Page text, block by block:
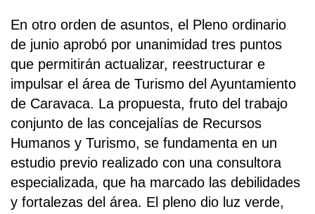
En otro orden de asuntos, el Pleno ordinario
de junio aprobó por unanimidad tres puntos
que permitirán actualizar, reestructurar e
impulsar el área de Turismo del Ayuntamiento
de Caravaca. La propuesta, fruto del trabajo
conjunto de las concejalías de Recursos
Humanos y Turismo, se fundamenta en un
estudio previo realizado con una consultora
especializada, que ha marcado las debilidades
y fortalezas del área. El pleno dio luz verde,